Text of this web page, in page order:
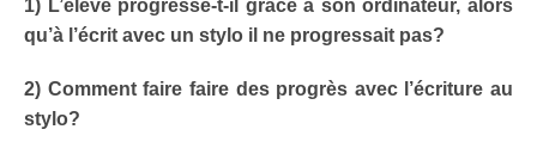
1) L’élève progresse-t-il grâce à son ordinateur, alors
qu’à l’écrit avec un stylo il ne progressait pas?
2) Comment faire faire des progrès avec l’écriture au
stylo?